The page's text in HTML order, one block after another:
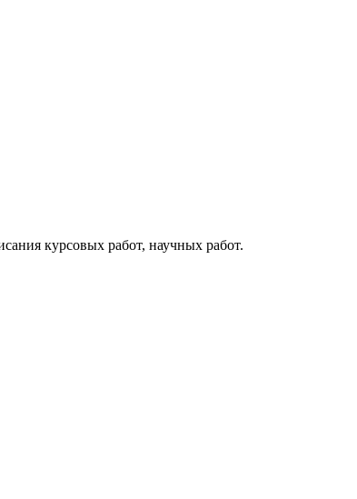
курсовых работ, научных работ.